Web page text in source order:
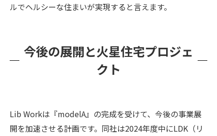
ルでヘルシーな住まいが実現すると言えます。
今後の展開と火星住宅プロジェ
クト
Lib Workは『modelA』の完成を受けて、今後の事業展
開を加速させる計画です。同社は2024年度中にLDK（リ